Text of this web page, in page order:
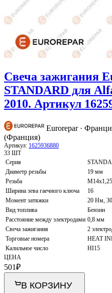
Свеча зажигания
STANDARD для
2010. Артикул
Eurorepar ·
(Франция)
Артикул: 1625936880
33 ШТ
Серия
Диаметр резьбы
19 мм
Резьба
M14x1,25
Ширина зева гаечного ключа
16
Момент затяжки
20 Нм,
Вид топлива
Бензин
Расстояние между электродами 0,8 мм
Свеча зажигания
2
Торговые номера
HEAT
Калильное число
HI15
ЦЕНА
501₽
В КОРЗИНУ